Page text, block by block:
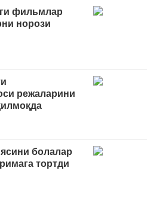
фильмлар
норози
режаларини
болалар
тортди